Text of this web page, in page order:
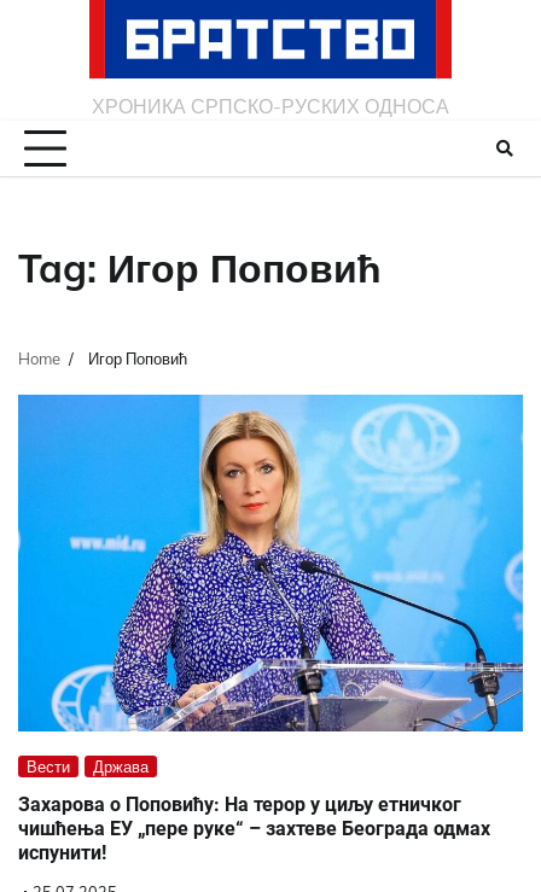
ХРОНИКА СРПСКО-РУСКИХ ОДНОСА
Tag: Игор Поповић
Home Игор Поповић
Вести Држава
Захарова о Поповићу: На терор у циљу етничког
чишћења ЕУ „пере руке“ – захтеве Београда одмах
испунити!